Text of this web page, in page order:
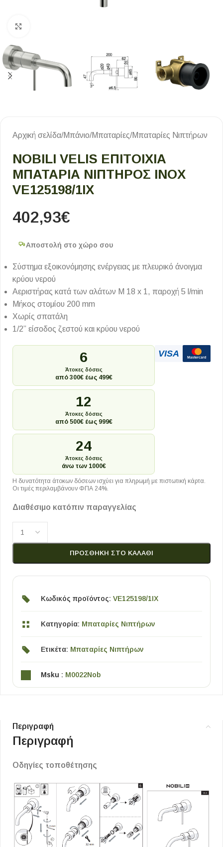
Αρχική σελίδα/Μπάνιο/Μπαταρίες/Μπαταρίες Νιπτήρων
NOBILI VELIS ΕΠΙΤΟΊΧΙΑ
ΜΠΑΤΑΡΊΑ ΝΙΠΤΉΡΟΣ INOX
VE125198/1IX
402,93€
Αποστολή στο χώρο σου
Σύστημα εξοικονόμησης ενέργειας με πλευρικό άνοιγμα
κρύου νερού
Αεριστήρας κατά των αλάτων M 18 x 1, παροχή 5 l/min
Μήκος στομίου 200 mm
Χωρίς σπατάλη
1/2” είσοδος ζεστού και κρύου νερού
6
Άτοκες δόσεις
από 300€ έως 499€
12
Άτοκες δόσεις
από 500€ έως 999€
24
Άτοκες δόσεις
άνω των 1000€
VISA Mastercard
Η δυνατότητα άτοκων δόσεων ισχύει για πληρωμή με πιστωτική κάρτα.
Οι τιμές περιλαμβάνουν ΦΠΑ 24%.
Διαθέσιμο κατόπιν παραγγελίας
ΠΡΟΣΘΉΚΗ ΣΤΟ ΚΑΛΆΘΙ
Κωδικός προϊόντος: VE125198/1IX
Κατηγορία: Μπαταρίες Νιπτήρων
Ετικέτα: Μπαταρίες Νιπτήρων
Msku : M0022Nob
Περιγραφή
Περιγραφή
Οδηγίες τοποθέτησης